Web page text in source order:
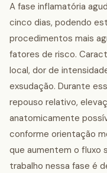
A fase inflamatória
cinco dias, podendo
procedimentos mais
fatores de risco.
local, dor de
exsudação. Durante
repouso relativo,
anatomicamente
conforme orientação
que aumentem o fluxo
trabalho nessa fase é